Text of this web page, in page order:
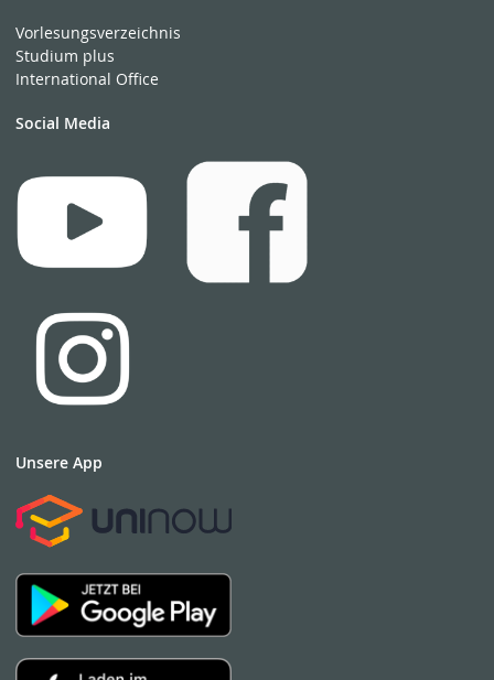
Vorlesungsverzeichnis
Studium plus
International Office
Social Media
Unsere App